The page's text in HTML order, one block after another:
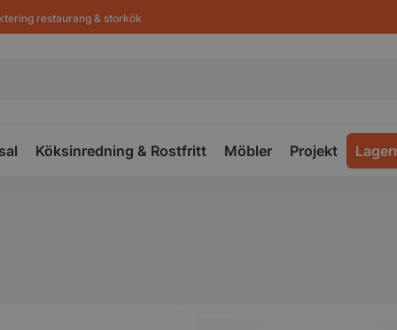
restaurang & storkök
Köksinredning & Rostfritt Möbler Projekt